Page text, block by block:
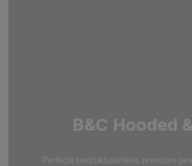
B&C Hooded
Perfecte bedrukbaarheid, premium